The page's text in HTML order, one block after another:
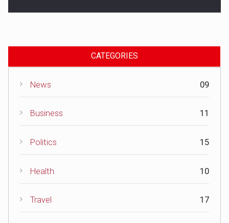
CATEGORIES
News 09
Business 11
Politics 15
Health 10
Travel 17